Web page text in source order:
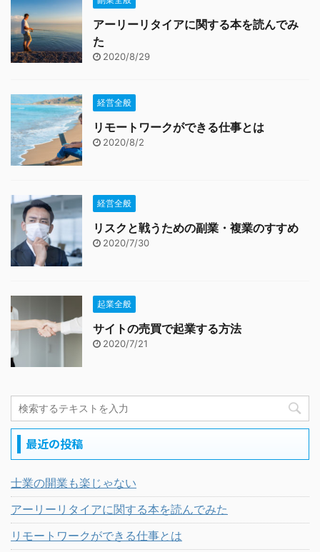
アーリーリタイアに関する本を読んでみ
た
2020/8/29
経営全般
リモートワークができる仕事とは
2020/8/2
経営全般
リスクと戦うための副業・複業のすすめ
2020/7/30
起業全般
サイトの売買で起業する方法
2020/7/21
最近の投稿
士業の開業も楽じゃない
アーリーリタイアに関する本を読んでみた
リモートワークができる仕事とは